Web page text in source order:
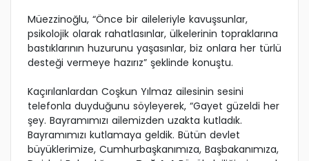
Müezzinoğlu, “Önce bir aileleriyle kavuşsunlar,
psikolojik olarak rahatlasınlar, ülkelerinin topraklarına
bastıklarının huzurunu yaşasınlar, biz onlara her türlü
desteği vermeye hazırız” şeklinde konuştu.
Kaçırılanlardan Coşkun Yılmaz ailesinin sesini
telefonla duyduğunu söyleyerek, “Gayet güzeldi her
şey. Bayramımızı ailemizden uzakta kutladık.
Bayramımızı kutlamaya geldik. Bütün devlet
büyüklerimize, Cumhurbaşkanımıza, Başbakanımıza,